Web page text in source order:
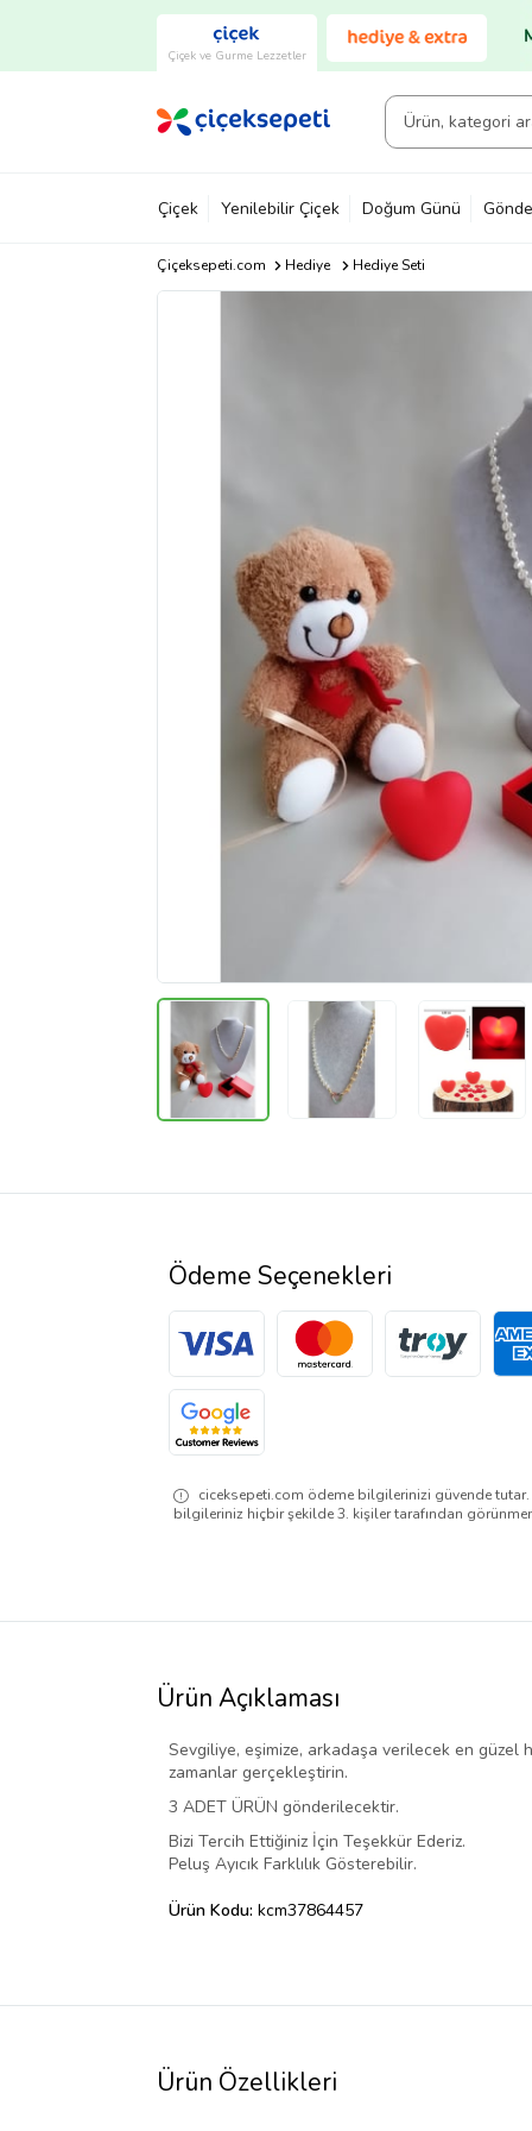
Çiçek ve Gurme Lezzetler
Çiçek Yenilebilir Çiçek Doğum Günü
Çiçeksepeti.com Hediye Hediye Seti
Ödeme Seçenekleri
ciceksepeti.com ödeme bilgilerinizi güvende tutar.
bilgileriniz hiçbir şekilde 3. kişiler tarafından
Ürün Açıklaması
Sevgiliye, eşimize, arkadaşa verilecek en güzel
zamanlar gerçekleştirin.
3 ADET ÜRÜN gönderilecektir.
Bizi Tercih Ettiğiniz İçin Teşekkür Ederiz.
Peluş Ayıcık Farklılık Gösterebilir.
Ürün Kodu: kcm37864457
Ürün Özellikleri